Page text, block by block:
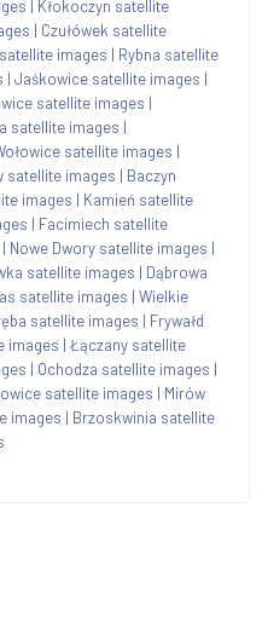
Kłokoczyn satellite
| Czułówek satellite
images | Rybna satellite
| Jaśkowice satellite images |
satellite images |
satellite images |
satellite images |
satellite images | Baczyn
images | Kamień satellite
| Facimiech satellite
| Nowe Dwory satellite images |
satellite images | Dąbrowa
satellite images | Wielkie
satellite images | Frywałd
images | Łączany satellite
| Ochodza satellite images |
satellite images | Mirów
images | Brzoskwinia satellite